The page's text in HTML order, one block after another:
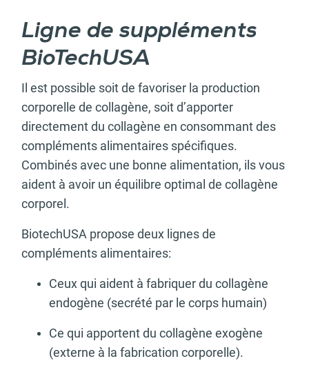
Ligne de suppléments
BioTechUSA
Il est possible soit de favoriser la production
corporelle de collagène, soit d’apporter
directement du collagène en consommant des
compléments alimentaires spécifiques.
Combinés avec une bonne alimentation, ils vous
aident à avoir un équilibre optimal de collagène
corporel.
BiotechUSA propose deux lignes de
compléments alimentaires:
Ceux qui aident à fabriquer du collagène
endogène (secrété par le corps humain)
Ce qui apportent du collagène exogène
(externe à la fabrication corporelle).